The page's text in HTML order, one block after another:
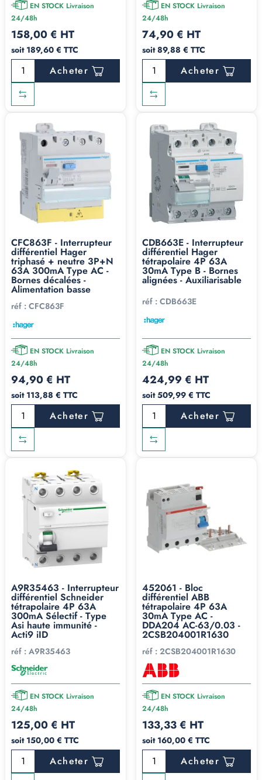
EN STOCK Livraison
24/48h
158,00 € HT
soit 189,60 € TTC
Acheter
EN STOCK Livraison
24/48h
74,90 € HT
soit 89,88 € TTC
Acheter
CFC863F - Interrupteur
différentiel Hager
triphasé + neutre 3P+N
63A 300mA Type AC -
Bornes décalées -
Alimentation basse
réf : CFC863F
EN STOCK Livraison
24/48h
94,90 € HT
soit 113,88 € TTC
Acheter
CDB663E - Interrupteur
différentiel Hager
tétrapolaire 4P 63A
30mA Type B - Bornes
alignées - Auxiliarisable
réf : CDB663E
EN STOCK Livraison
24/48h
424,99 € HT
soit 509,99 € TTC
Acheter
A9R35463 - Interrupteur
différentiel Schneider
tétrapolaire 4P 63A
300mA Sélectif - Type
Asi haute immunité -
Acti9 iID
réf : A9R35463
EN STOCK Livraison
24/48h
125,00 € HT
soit 150,00 € TTC
Acheter
452061 - Bloc
différentiel ABB
tétrapolaire 4P 63A
30mA Type AC -
DDA204 AC-63/0.03 -
2CSB204001R1630
réf : 2CSB204001R1630
EN STOCK Livraison
24/48h
133,33 € HT
soit 160,00 € TTC
Acheter